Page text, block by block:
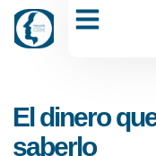
El dinero
saberlo